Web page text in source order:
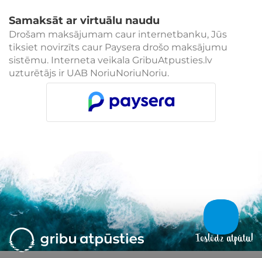
Samaksāt ar virtuālu naudu
Drošam maksājumam caur internetbanku, Jūs
tiksiet novirzīts caur Paysera drošo maksājumu
sistēmu. Interneta veikala GribuAtpusties.lv
uzturētājs ir UAB NoriuNoriuNoriu.
Ieslēdz atpūtu!